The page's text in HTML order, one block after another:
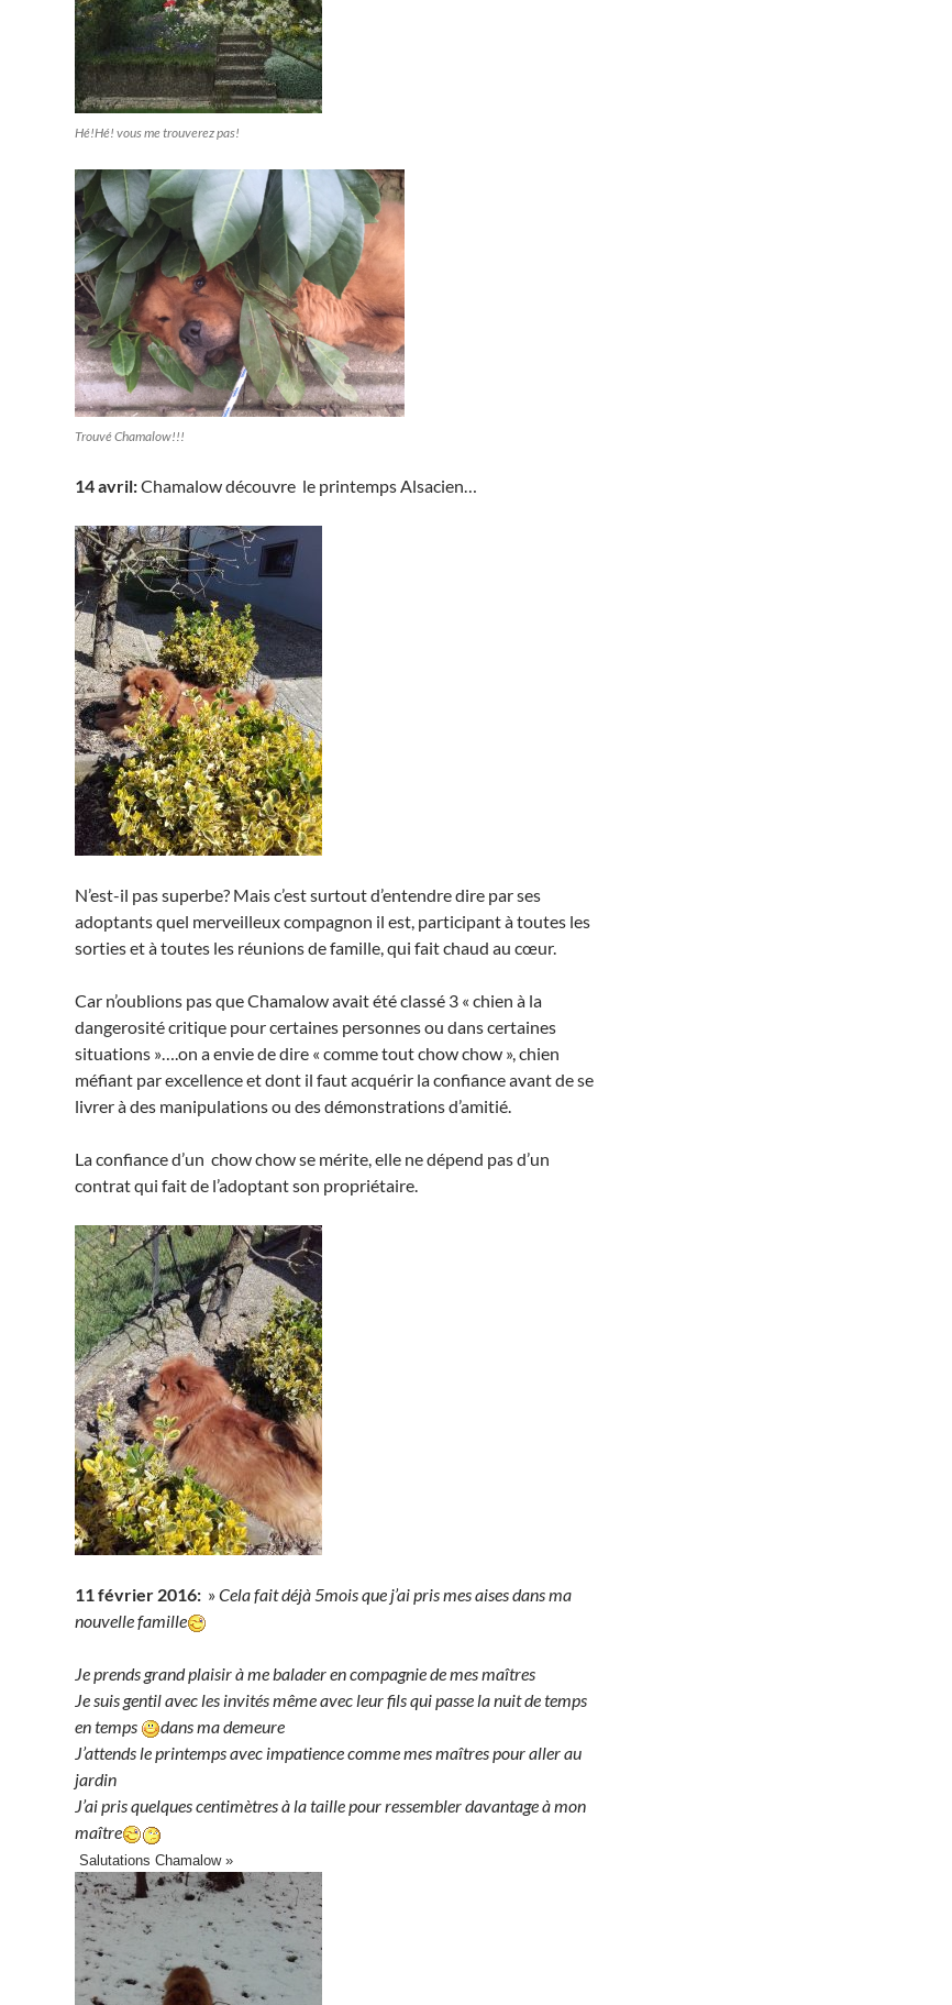
Hé!Hé! vous me trouverez pas!
Trouvé Chamalow!!!
14 avril:Chamalowdécouvre le printemps Alsacien…
N’est-il pas superbe? Mais c’est surtout d’entendre dire par ses
adoptants quel merveilleux compagnon il est, participant à toutes les
sorties et à toutes les réunions de famille, qui fait chaud au cœur.
Car n’oublions pas que Chamalow avait été classé 3 « chien à la
dangerosité critique pour certaines personnes ou dans certaines
situations »….on a envie de dire « comme tout chow chow », chien
méfiant par excellence et dont il faut acquérir la confiance avant de se
livrer à des manipulations ou des démonstrations d’amitié.
La confiance d’un chow chow se mérite, elle ne dépend pas d’un
contrat qui fait de l’adoptant son propriétaire.
11 février 2016: »Cela fait déjà 5mois que j’ai pris mes aises dans ma
nouvelle famille
Je prends grand plaisir à me balader en compagnie de mes maîtres
Je suis gentil avec les invités même avec leur fils qui passe la nuit de temps
en temps
dans ma demeure
J’attends le printemps avec impatience comme mes maîtres pour aller au
jardin
J’ai pris quelques centimètres à la taille pour ressembler davantage à mon
maître
Salutations Chamalow »